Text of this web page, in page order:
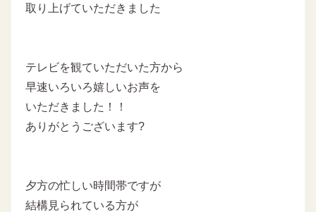
取り上げていただきました
テレビを観ていただいた方から
早速いろいろ嬉しいお声を
いただきました！！
ありがとうございます?
夕方の忙しい時間帯ですが
結構見られている方が